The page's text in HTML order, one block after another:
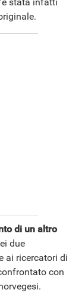
di un altro
due
ai ricercatori di
con